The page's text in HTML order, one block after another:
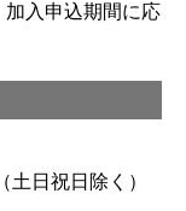
入申込期間に応
日祝日除く）